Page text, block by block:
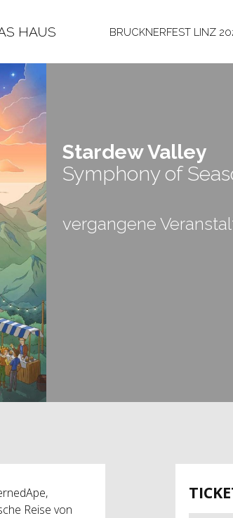
HAUS BRUCKNERFEST LINZ
Star­dew Val­ley
Symphony of
vergangene
Reise von